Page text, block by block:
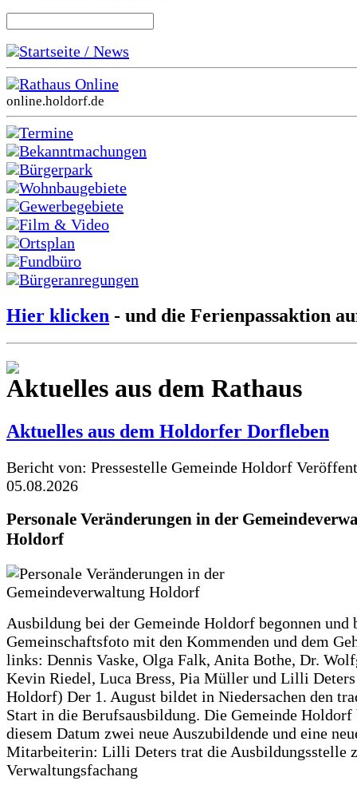
Startseite / News
Rathaus Online
online.holdorf.de
Termine
Bekanntmachungen
Bürgerpark
Wohnbaugebiete
Gewerbegebiete
Film & Video
Ortsplan
Fundbüro
Bürgeranregungen
Hier klicken - und die Ferienpassaktion
Aktuelles aus dem Rathaus
Aktuelles aus dem Holdorfer Dorfleben
Bericht von: Pressestelle Gemeinde Holdorf
05.08.2026
Personale Veränderungen in der
Holdorf
Ausbildung bei der Gemeinde Holdorf begonnen und
Gemeinschaftsfoto mit den Kommenden und dem
links: Dennis Vaske, Olga Falk, Anita Bothe, Dr.
Kevin Riedel, Luca Bress, Pia Müller und Lilli
Holdorf) Der 1. August bildet in Niedersachen den
Start in die Berufsausbildung. Die Gemeinde Holdorf
diesem Datum zwei neue Auszubildende und eine
Mitarbeiterin: Lilli Deters trat die Ausbildungsstelle
Verwaltungsfachang